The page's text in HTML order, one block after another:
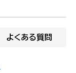
よくある質問